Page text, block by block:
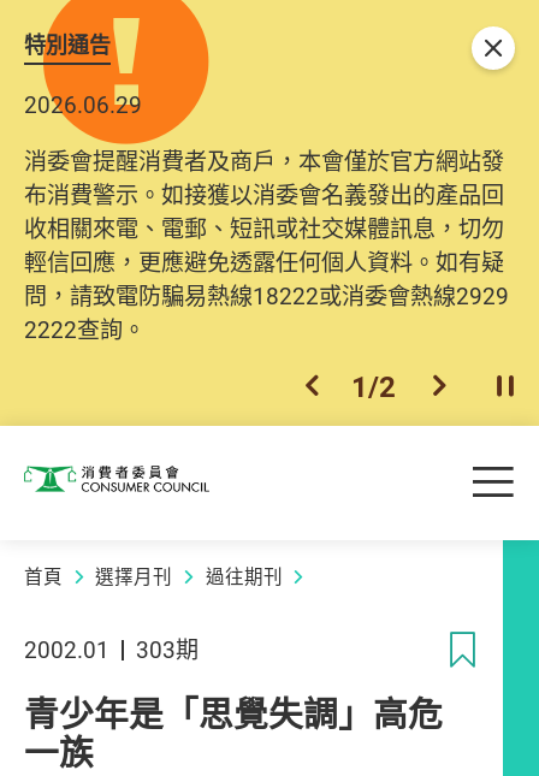
特別通告
2026.06.29
消委會提醒消費者及商戶，本會僅於官方網站發
布消費警示。如接獲以消委會名義發出的產品回
收相關來電、電郵、短訊或社交媒體訊息，切勿
輕信回應，更應避免透露任何個人資料。如有疑
問，請致電防騙易熱線18222或消委會熱線2929
2222查詢。
上一個
1/2 下一個開
關閉
消費者委員會 目
首頁 選擇月刊 過往期刊
2002.01 303期
青少年是「思覺失調」高危
一族